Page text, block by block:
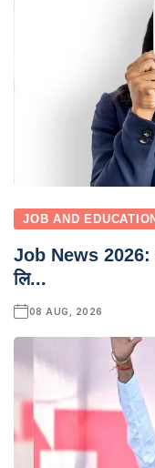
JOB AND EDUCATION
Job News 2026:
लि...
08 AUG, 2026